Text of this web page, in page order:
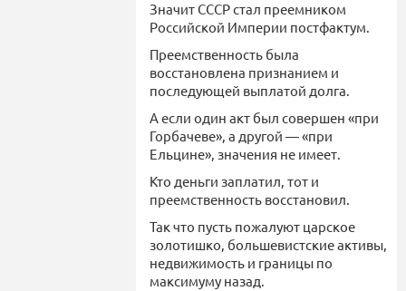
Значит СССР стал преемником
Российской Империи постфактум.
Преемственность была
восстановлена признанием и
последующей выплатой долга.
А если один акт был совершен «при
Горбачеве», а другой — «при
Ельцине», значения не имеет.
Кто деньги заплатил, тот и
преемственность восстановил.
Так что пусть пожалуют царское
золотишко, большевистские активы,
недвижимость и границы по
максимуму назад.